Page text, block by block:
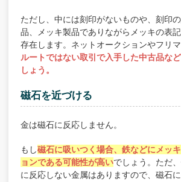
ただし、中には刻印がないものや、刻印
品、メッキ製品でありながらメッキの表
存在します。ネットオークションやフリマ
ルートではない取引で入手した中古品な
しょう。
磁石を近づける
金は磁石に反応しません。
もし磁石に吸いつく場合、鉄などにメッ
ョンである可能性が高いでしょう。ただ
に反応しない金属はありますので、磁石